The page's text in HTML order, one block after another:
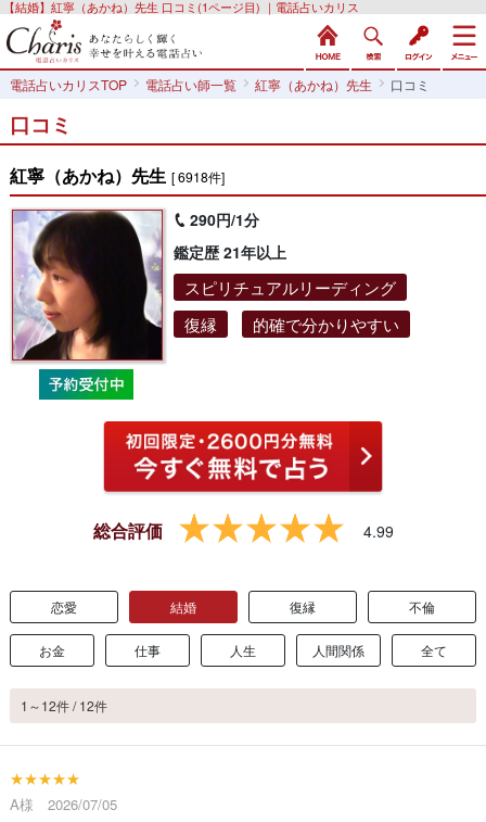
【結婚】紅寧（あかね）先生 口コミ(1ページ目) ｜電話占いカリス
電話占いカリスTOP 電話占い師一覧 紅寧（あかね）先生 口コミ
口コミ
紅寧（あかね）先生 [ 6918件]
290円/1分
鑑定歴 21年以上
スピリチュアルリーディング
復縁
的確で分かりやすい
総合評価 4.99
恋愛 結婚 復縁 不倫
お金 仕事 人生 人間関係 全て
1～12件 / 12件
★★★★★
A様 2026/07/05